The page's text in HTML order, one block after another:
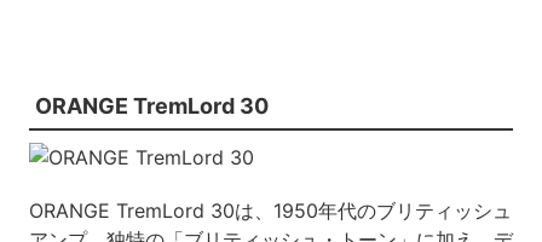
ORANGE TremLord 30
ORANGE TremLord 30は、1950年代のブリティッシュ